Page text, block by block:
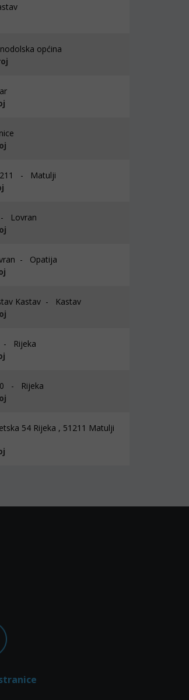
općina
- Matulji
- Lovran
- Opatija
Kastav - Kastav
- Rijeka
- Rijeka
54 Rijeka , 51211 Matulji